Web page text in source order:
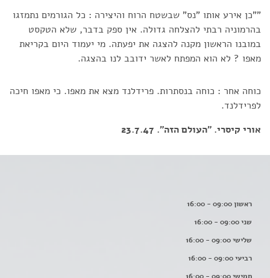
""כן אירע אותו "נס" שבשטח הרוח והיצירה : כל הגורמים נתמזגו
בהרמוניה רבתי להצלחה גדולה. אין ספק בדבר, שלא הטקסט
במובנו הראשון מקנה להצגה את יפעתה. מי יעמוד היום בקריאת
מאפו ? לא הוא המפתח לאשר ידובב לנו בהצגה.
כוחה אחר : כוחה בנסתרות. פרידלנד מצא את מאפו. כי מאפו חיכה
לפרידלנד.
אורי קיסרי. "העולם הזה". 23.7.47
ראשון 09:00 - 16:00
שני 09:00 - 16:00
שלישי 09:00 - 16:00
רביעי 09:00 - 16:00